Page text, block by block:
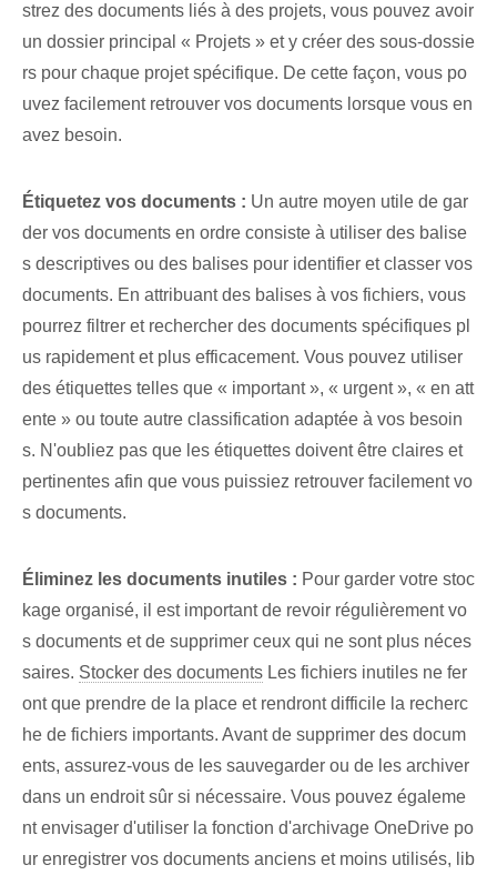
strez des documents liés à des projets, vous pouvez avoir
un dossier principal « Projets » et y créer des sous-dossie
rs pour chaque projet spécifique. De cette façon, vous po
uvez facilement retrouver vos documents lorsque vous en
avez besoin.
Étiquetez vos documents : Un autre moyen utile de gar
der vos documents en ordre consiste à utiliser des balise
s descriptives ou des balises pour identifier et classer vos
documents. En attribuant des balises à vos fichiers, vous
pourrez filtrer et rechercher des documents spécifiques pl
us rapidement et plus efficacement. Vous pouvez utiliser
des étiquettes telles que « important », « urgent », « en att
ente »​ ou toute autre classification adaptée à vos besoin
s. N'oubliez pas que les étiquettes doivent être claires et
pertinentes afin que vous puissiez retrouver facilement vo
s documents.
Éliminez les documents inutiles : Pour garder votre stoc
kage organisé, il est important de revoir régulièrement vo
s documents et de supprimer ceux qui ne sont plus néces
saires. Stocker des documents Les fichiers inutiles ne fer
ont que prendre de la place et rendront difficile la recherc
he de fichiers importants. Avant de supprimer des docum
ents, assurez-vous de les sauvegarder ou de les archiver
dans un endroit sûr si nécessaire. Vous pouvez égaleme
nt envisager d'utiliser la fonction d'archivage OneDrive po
ur enregistrer vos documents anciens et moins utilisés, lib